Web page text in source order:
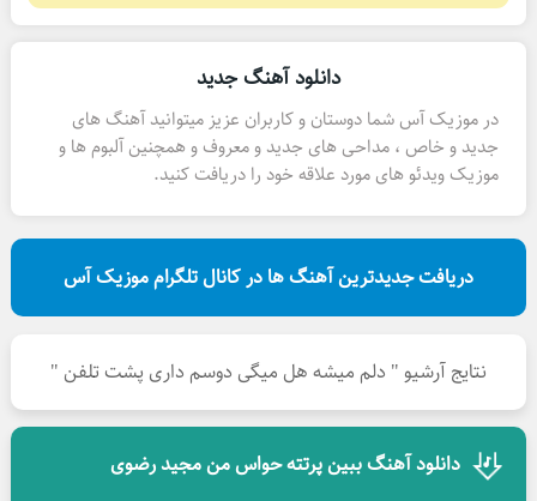
دانلود آهنگ جدید
در موزیک آس شما دوستان و کاربران عزیز میتوانید آهنگ های
جدید و خاص ، مداحی های جدید و معروف و همچنین آلبوم ها و
موزیک ویدئو های مورد علاقه خود را دریافت کنید.
دریافت جدیدترین آهنگ ها در کانال تلگرام موزیک آس
نتایج آرشیو " دلم میشه هل میگی دوسم داری پشت تلفن "
دانلود آهنگ ببین پرتته حواس من مجید رضوی